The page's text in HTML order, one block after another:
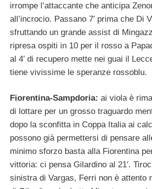
irrompe l’attaccante che anticipa
all’incrocio. Passano 7′ prima che Di
sfruttando un grande assist di
ripresa ospiti in 10 per il rosso a
al 4′ di recupero mette nei guai il
tiene vivissime le speranze rossoblu.
Fiorentina-Sampdoria: ai viola è
di lottare per un grosso traguardo
dopo la sconfitta in Coppa Italia ai
possono già permettersi di pensare
minimo sforzo basta alla Fiorentina
vittoria: ci pensa Gilardino al 21′.
sinistra di Vargas, Ferri non è attento